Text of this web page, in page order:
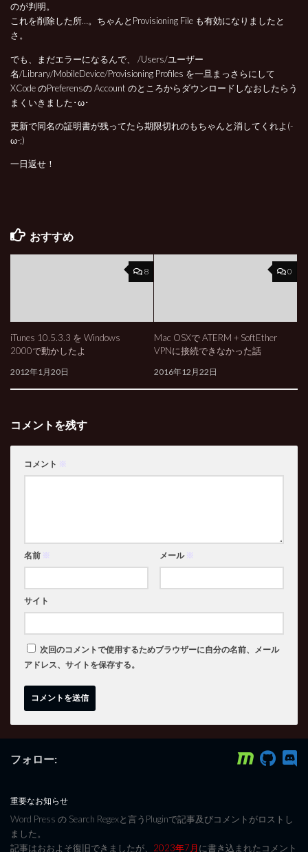
のが判明。
これを削除した所…。ちゃんとProvisioning File も有効になりましたと
さ。
でも、まだエラーになるんで、 /Users/ユーザー
名/Library/MobileDevice/Provisioning Profiles を一旦まっさらにして
XCode のPreferensの Account のところからダウンロードしなおしたらう
まくいきました･ω･
更新で同名の証明書が残ってたら期限切れのもちゃんと消してくれよ(-
ω-;)
一日返せ！
おすすめ
8
iTunes 10.5.3.3 を Windows
2000で動かしたよ
2012年1月20日
0
Mac OSXで ATERM + SoftEther
VPNに接続できなかった話
2016年12月22日
コメントを残す
コメント ※
名前 ※ メール ※
サイト
次回のコメントで使用するためブラウザーに自分の名前、メール
アドレス、サイトを保存する。
フォロー:
重要なお知らせ
Word Press の Search Regexと言うPluginで記事及びコメントがロストし
ました。
記事はおおよそ復旧できましたが、 2023年7月に書き込まれたコメント